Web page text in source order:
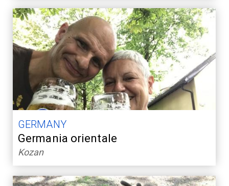
GERMANY
Germania orientale
Kozan